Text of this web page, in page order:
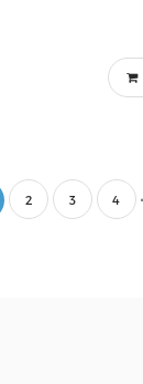
2 3 4